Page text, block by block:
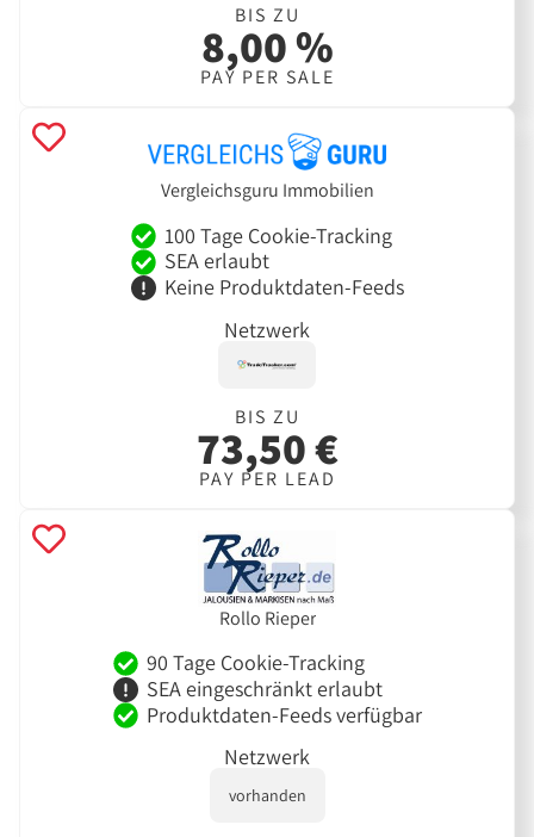
BIS ZU
8,00 %
PAY PER SALE
Vergleichsguru Immobilien
100 Tage Cookie-Tracking
SEA erlaubt
Keine Produktdaten-Feeds
Netzwerk
BIS ZU
73,50 €
PAY PER LEAD
Rollo Rieper
90 Tage Cookie-Tracking
SEA eingeschränkt erlaubt
Produktdaten-Feeds verfügbar
Netzwerk
vorhanden